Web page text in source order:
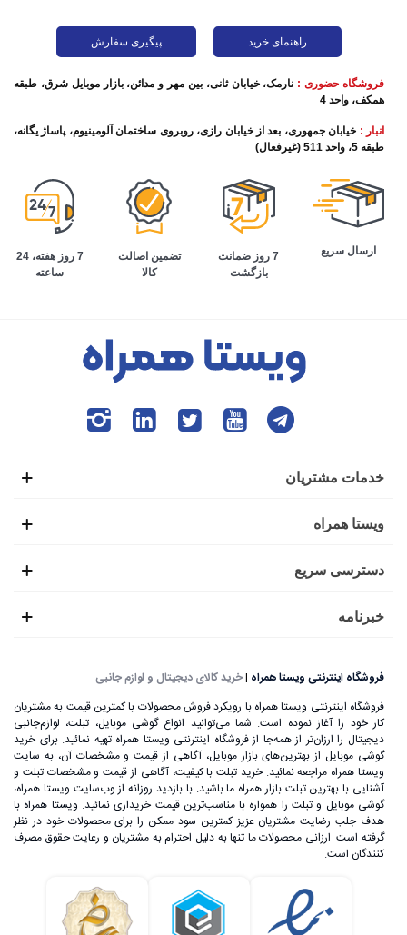
راهنمای خرید پیگیری سفارش
فروشگاه حضوری : نارمک، خیابان ثانی، بین مهر و مدائن، بازار موبایل شرق، طبقه
همکف، واحد 4
انبار : خیابان جمهوری، بعد از خیابان رازی، روبروی ساختمان آلومینیوم، پاساژ یگانه،
طبقه 5، واحد 511 (غیرفعال)
ارسال سریع
7 روز ضمانت
بازگشت
تضمین اصالت
کالا
7 روز هفته، 24
ساعته
خدمات مشتریان
ویستا همراه
دسترسی سریع
خبرنامه
فروشگاه اینترنتی ویستا همراه |خرید کالای دیجیتال و لوازم جانبی
فروشگاه اینترنتی ویستا همراه با رویکرد فروش محصولات با کمترین قیمت به مشتریان
کار خود را آغاز نموده است. شما می‌توانید انواع گوشی موبایل، تبلت، لوازم‌جانبی
دیجیتال را ارزان‌تر از همه‌جا از فروشگاه اینترنتی ویستا همراه تهیه نمائید. برای خرید
گوشی موبایل از بهترین‌های بازار موبایل، آگاهی از قیمت و مشخصات آن، به ‌سایت
ویستا همراه مراجعه نمائید. خرید تبلت با کیفیت، آگاهی از قیمت و مشخصات تبلت و
آشنایی با بهترین تبلت بازار همراه ما باشید. با بازدید روزانه از وب‌سایت ویستا همراه،
گوشی موبایل و تبلت را همواره با مناسب‌ترین قیمت خریداری نمائید. ویستا همراه با
هدف جلب رضایت مشتریان عزیز کمترین سود ممکن را برای محصولات خود در نظر
گرفته است. ارزانی محصولات ما تنها به دلیل احترام به مشتریان و رعایت حقوق مصرف
کنندگان است.